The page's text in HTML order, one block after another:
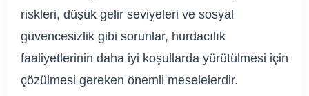
riskleri, düşük gelir seviyeleri ve sosyal
güvencesizlik gibi sorunlar, hurdacılık
faaliyetlerinin daha iyi koşullarda yürütülmesi için
çözülmesi gereken önemli meselelerdir.